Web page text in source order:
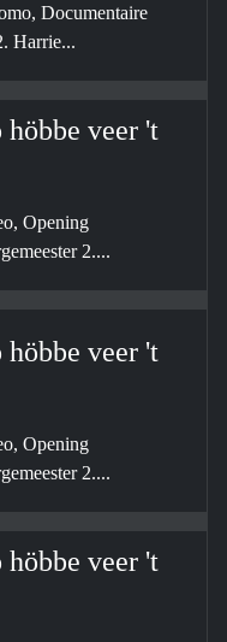
Documentaire
Harrie...
veer 't
Opening
2....
veer 't
Opening
2....
veer 't